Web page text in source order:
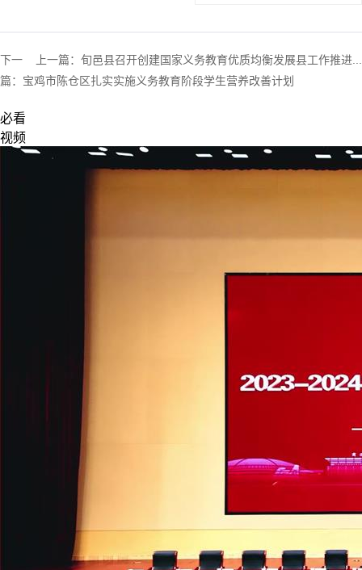
上一篇： 旬邑县召开创建国家义务教育优质均衡发展县工作推进...
下一
篇： 宝鸡市陈仓区扎实实施义务教育阶段学生营养改善计划
必看
视频